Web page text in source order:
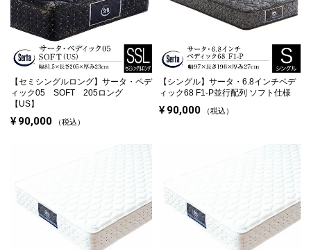
【セミシングルロング】 サータ・ペデ
ィック05 SOFT 205ロング
【US】
¥ 90,000 税込
【シングル】 サータ・6.8インチペデ
ィック68 F1-P並行配列 ソフト仕様
¥ 90,000 税込